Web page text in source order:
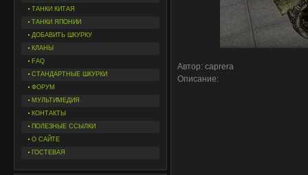
ТАНКИ КИТАЯ
ТАНКИ ЯПОНИИ
ДОБАВИТЬ ШКУРКУ
КЛАНЫ
FAQ
СТАНДАРТНЫЕ ШКУРКИ
ФОРУМ
МУЛЬТИМЕДИЯ
КОНТАКТЫ
ПОЛЕЗНЫЕ ССЫЛКИ
О САЙТЕ
ГОСТЕВАЯ
Автор: caprera
Описание: